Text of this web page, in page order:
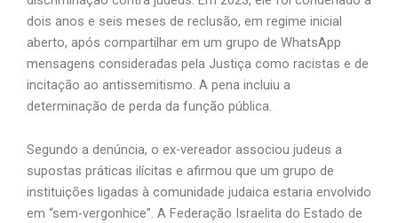
dois anos e seis meses de reclusão, em regime inicial
aberto, após compartilhar em um grupo de WhatsApp
mensagens consideradas pela Justiça como racistas e de
incitação ao antissemitismo. A pena incluiu a
determinação de perda da função pública.
Segundo a denúncia, o ex-vereador associou judeus a
supostas práticas ilícitas e afirmou que um grupo de
instituições ligadas à comunidade judaica estaria envolvido
em “sem-vergonhice”. A Federação Israelita do Estado de